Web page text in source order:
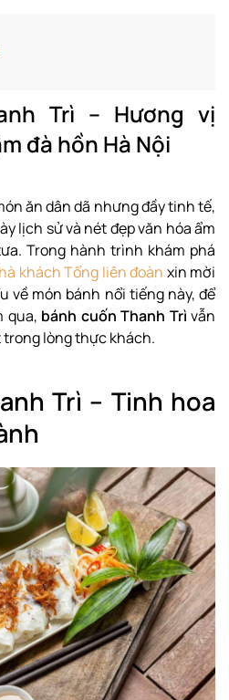
Thực
Trì – Hương vị
đà hồn Hà Nội
ăn dân dã nhưng đầy tinh tế,
lịch sử và nét đẹp văn hóa ẩm
Trong hành trình khám phá
khách Tổng liên đoàn xin mời
về món bánh nổi tiếng này, để
qua, bánh cuốn Thanh Trì vẫn
lòng thực khách.
Trì – Tinh hoa